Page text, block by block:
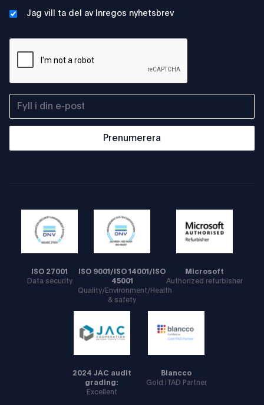
Jag vill ta del av Inregos nyhetsbrev
Prenumerera
ISO 27001
Data security
ISO 9001/ISO 14001/ISO
45001
Quality/Environment/Health
& safety
Microsoft
Authorized refurbisher
2024 JAC audit
grading:
Excellent
Blancco
Gold ITAD Partner